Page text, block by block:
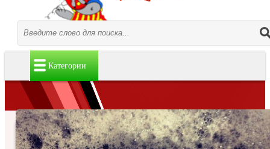
Категории